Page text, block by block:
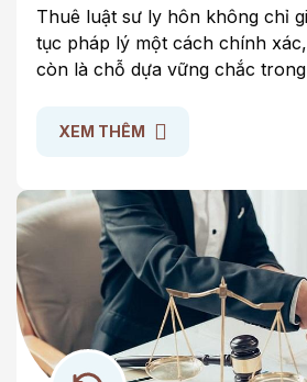
Thuê luật sư ly hôn không chỉ
tục pháp lý một cách chính
còn là chỗ dựa vững chắc
trợ bạn giải quyết tranh chấp về
trong tương lai.
XEM THÊM